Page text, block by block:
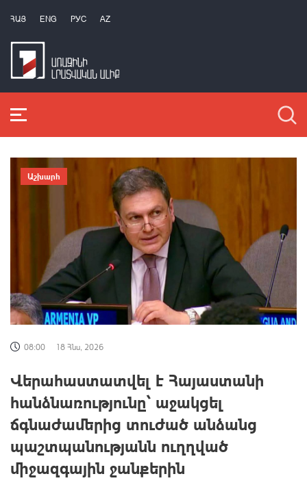
ՀԱՅ ENG РУС AZ
Աշխարհ
08:00 18 Հնս, 2026
Վերահաստատվել է Հայաստանի
հանձնառությունը՝ աջակցել
ճգնաժամերից տուժած անձանց
պաշտպանությանն ուղղված
միջազգային ջանքերին